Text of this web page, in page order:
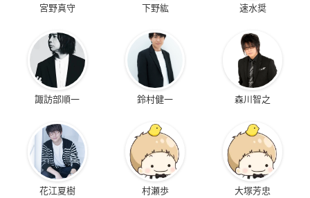
宮野真守 下野紘 速水奨
諏訪部順一 鈴村健一 森川智之
花江夏樹 村瀬歩 大塚芳忠